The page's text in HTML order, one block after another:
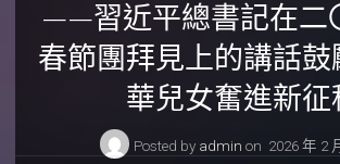
——習近平總書記在二
春節團拜見上的講話鼓
華兒女奮進新征
Posted by admin on 2026 年 2